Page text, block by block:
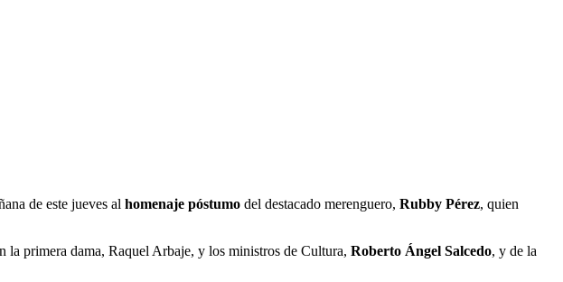
de este jueves al homenaje póstumo del destacado merenguero, Rubby Pérez, quien
la primera dama, Raquel Arbaje, y los ministros de Cultura, Roberto Ángel Salcedo, y de la